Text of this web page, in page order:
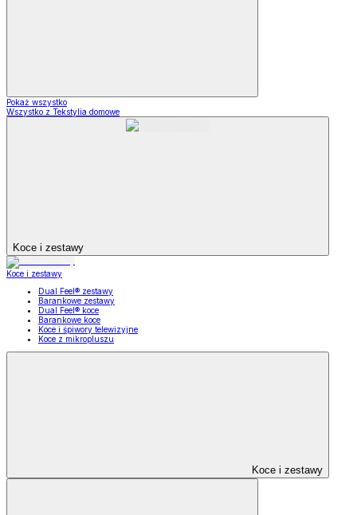
Pokaż wszystko
Wszystko z Tekstylia domowe
Koce i zestawy
Koce i zestawy
Dual Feel® zestawy
Barankowe zestawy
Dual Feel® koce
Barankowe koce
Koce i śpiwory telewizyjne
Koce z mikropluszu
Koce i zestawy